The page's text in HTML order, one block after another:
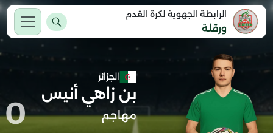
الرابطة الجهوية لكرة القدم
ورقلة
الجزائر
بن زاهي أنيس
مهاجم 0